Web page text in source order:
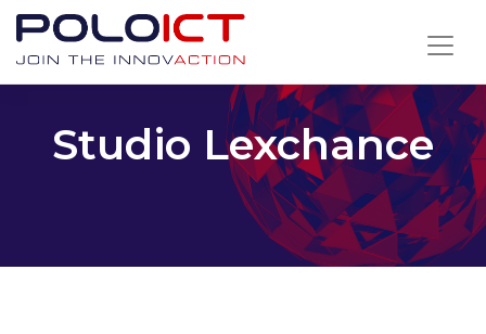
Skip
content
Studio Lexchance